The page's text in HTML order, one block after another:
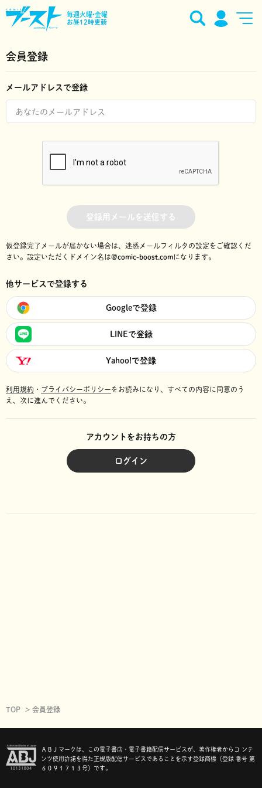
毎週火曜•金曜
お昼12時更新
会員登録
メールアドレスで登録
登録用メールを送信する
仮登録完了メールが届かない場合は、迷惑メールフィルタの設定をご確認くだ
さい。 設定いただくドメイン名は@comic-boost.comになります。
他サービスで登録する
Googleで登録
LINEで登録
Yahoo!で登録
利用規約 ・ プライバシーポリシーをお読みになり、 すべての内容に同意のう
え、次に進んでください。
アカウントをお持ちの方
ログイン
TOP 会員登録
ＡＢＪマークは、この電子書店・電子書籍配信サービスが、著作権者からコ ンテ
ンツ使用許諾を得た正規版配信サービスであることを示す登録商標（登録 番号 第
６０９１７１３号）です。